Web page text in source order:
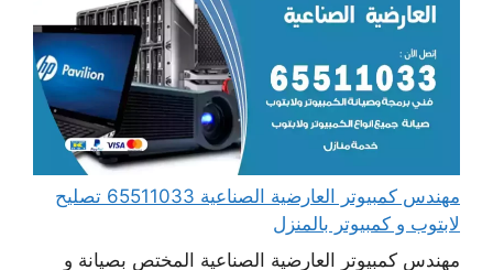
مهندس كمبيوتر العارضية الصناعية 65511033 تصليح
لابتوب و كمبيوتر بالمنزل
مهندس كمبيوتر العارضية الصناعية المختص بصيانة و